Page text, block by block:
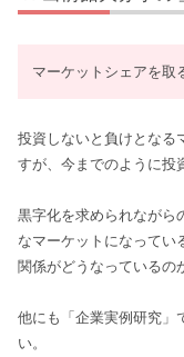
マーケットシェアを取
投資しないと負けとなる
すが、今までのように投
黒字化を求められながら
なマーケットになってい
関係がどうなっているの
他にも「企業実例研究」
い。